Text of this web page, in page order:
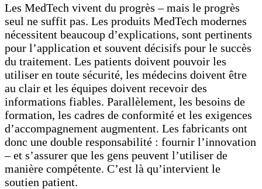
Les MedTech vivent du progrès – mais le progrès
seul ne suffit pas. Les produits MedTech modernes
nécessitent beaucoup d’explications, sont pertinents
pour l’application et souvent décisifs pour le succès
du traitement. Les patients doivent pouvoir les
utiliser en toute sécurité, les médecins doivent être
au clair et les équipes doivent recevoir des
informations fiables. Parallèlement, les besoins de
formation, les cadres de conformité et les exigences
d’accompagnement augmentent. Les fabricants ont
donc une double responsabilité : fournir l’innovation
– et s’assurer que les gens peuvent l’utiliser de
manière compétente. C’est là qu’intervient le
soutien patient.